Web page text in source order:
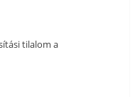
tilalom a